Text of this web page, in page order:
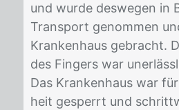
und wur­de des­we­gen in
Trans­port ge­nom­men
Kran­ken­haus ge­bracht.
des Fin­gers war
Das Kran­ken­haus war
heit ge­sperrt und